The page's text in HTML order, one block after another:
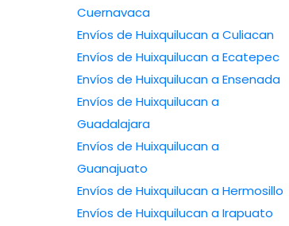
Cuernavaca
Envíos de Huixquilucan a Culiacan
Envíos de Huixquilucan a Ecatepec
Envíos de Huixquilucan a Ensenada
Envíos de Huixquilucan a
Guadalajara
Envíos de Huixquilucan a
Guanajuato
Envíos de Huixquilucan a Hermosillo
Envíos de Huixquilucan a Irapuato